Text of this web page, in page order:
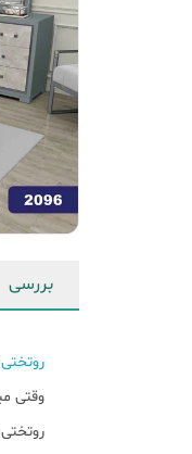
بررسی
روتختی
وقتی